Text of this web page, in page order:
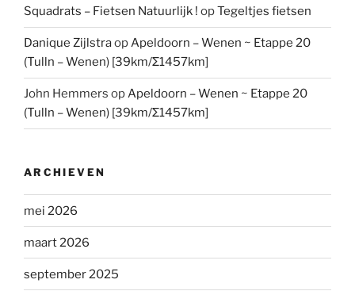
Squadrats – Fietsen Natuurlijk ! opTegeltjes fietsen
Danique ZijlstraopApeldoorn – Wenen ~ Etappe 20
(Tulln – Wenen) [39km/Σ1457km]
John Hemmers opApeldoorn – Wenen ~ Etappe 20
(Tulln – Wenen) [39km/Σ1457km]
ARCHIEVEN
mei 2026
maart 2026
september 2025